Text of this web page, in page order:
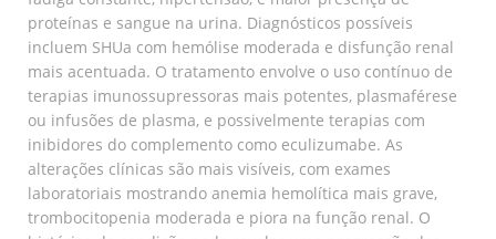
proteínas e sangue na urina. Diagnósticos possíveis
incluem SHUa com hemólise moderada e disfunção renal
mais acentuada. O tratamento envolve o uso contínuo de
terapias imunossupressoras mais potentes, plasmaférese
ou infusões de plasma, e possivelmente terapias com
inibidores do complemento como eculizumabe. As
alterações clínicas são mais visíveis, com exames
laboratoriais mostrando anemia hemolítica mais grave,
trombocitopenia moderada e piora na função renal. O